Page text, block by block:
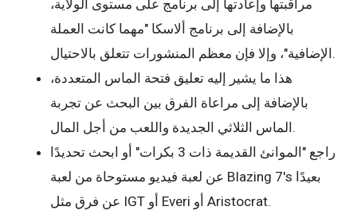
مراقبتها وإعادتها إلى برنامج على مستوى الولاية،
بالإضافة إلى برنامج ألاسكا "مهما كانت العملة
الإضافية"، وإلا فإن معظم المنشورات تتعلق بالاحتيال.
هذا ما يشير إليه تعليق فتحة الماس المتعددة،
بالإضافة إلى مراعاة الفرق بين البحث عن تجربة
الماس الثلاثي الجديدة واللعب من أجل المال.
راجع "الموانئ القديمة ذات 3 بكرات" أو ابحث تحديدًا
عن لعبة فيديو مستوحاة من لعبة Blazing 7's بعيدًا
عن فرق مثل IGT أو Everi أو Aristocrat.